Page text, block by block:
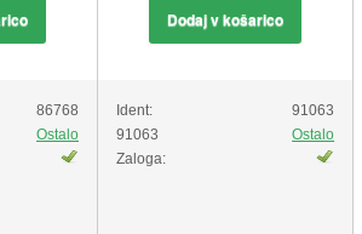
86768
Ostalo
Dodaj v košarico
Ident:
91063
91063
Ostalo
Zaloga: